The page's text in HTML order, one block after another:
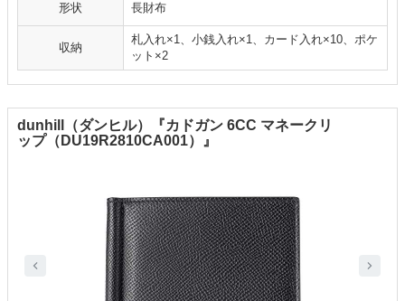
形状 長財布
収納
札入れ×1、小銭入れ×1、カード入れ×10、ポケ
ット×2
dunhill（ダンヒル）『カドガン 6CC マネークリ
ップ（DU19R2810CA001）』